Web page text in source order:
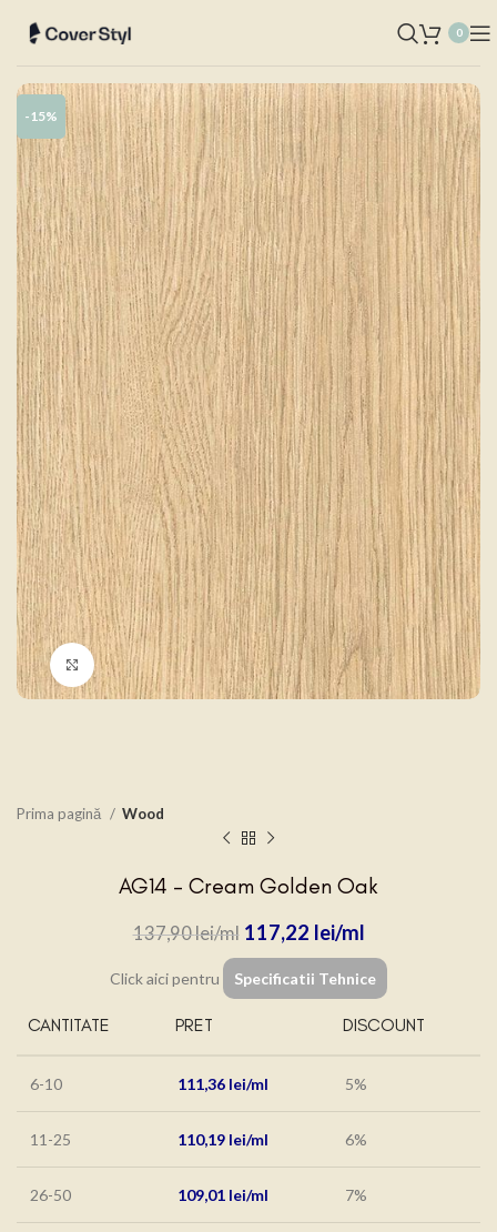
0
-15%
Click to enlarge
Prima pagină Wood
AG14 – Cream Golden Oak
137,90lei 117,22 lei
Click aici pentru Specificatii Tehnice
CANTITATE PRET DISCOUNT
6-10 111,36 lei 5%
11-25 110,19 lei 6%
26-50 109,01 lei 7%